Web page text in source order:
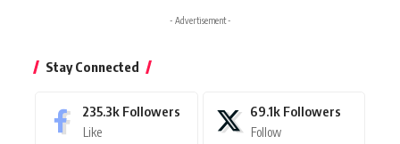
- Advertisement -
Stay Connected
235.3k Followers
Like
69.1k Followers
Follow